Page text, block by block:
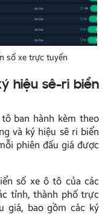
số xe trực tuyến
hiệu sê-ri biển
ban hành kèm theo
và ký hiệu sê ri biển
phiên đấu giá được
số xe ô tô của các
tỉnh, thành phố trực
giá, bao gồm các ký